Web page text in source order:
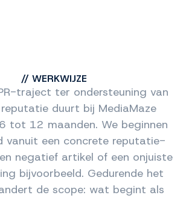
// WERKWIJZE
traject ter ondersteuning van
duurt bij MediaMaze
tot 12 maanden. We beginnen
vanuit een concrete reputatie-
negatief artikel of een onjuiste
bijvoorbeeld. Gedurende het
de scope: wat begint als